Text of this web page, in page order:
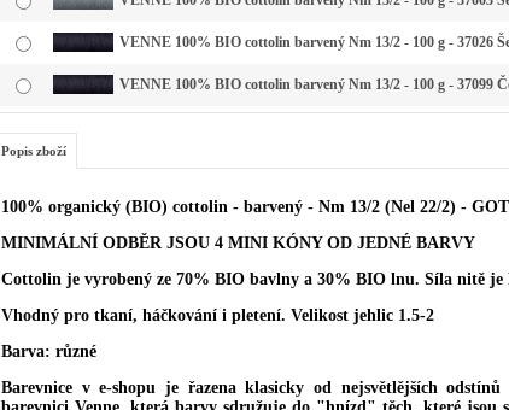
VENNE 100% BIO cottolin barvený Nm 13/2 - 100 g - 37026
VENNE 100% BIO cottolin barvený Nm 13/2 - 100 g - 37099
Popis zboží
100% organický (BIO) cottolin - barvený - Nm 13/2 (Nel 22/2) -
MINIMÁLNÍ ODBĚR JSOU 4 MINI KÓNY OD JEDNÉ BARVY
Cottolin je vyrobený ze 70% BIO bavlny a 30% BIO lnu. Síla nitě je
Vhodný pro tkaní, háčkování i pletení. Velikost jehlic 1.5-2
Barva: různé
Barevnice v e-shopu je řazena klasicky od nejsvětlějších